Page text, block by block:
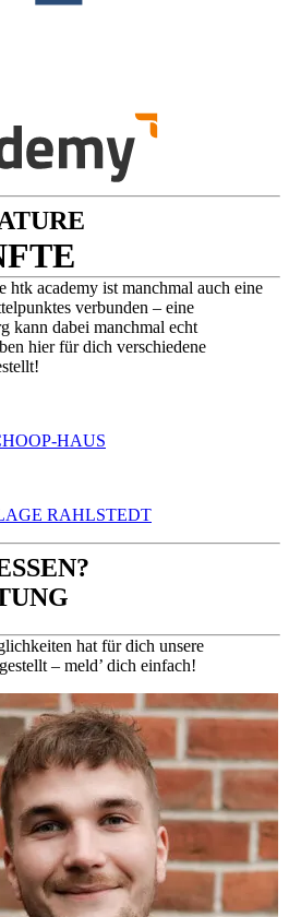
academy ist manchmal auch eine
verbunden – eine
kann dabei manchmal echt
hier für dich verschiedene
HAUS
RAHLSTEDT
hat für dich unsere
– meld’ dich einfach!